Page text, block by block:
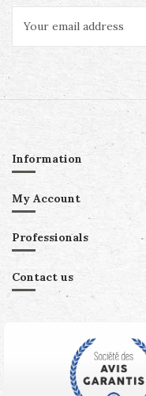
Information
My Account
Professionals
Contact us